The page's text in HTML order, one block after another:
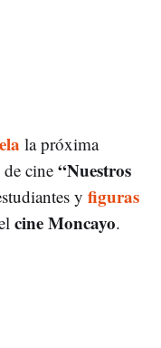
la próxima
cine“Nuestros
y figuras
cine Moncayo.